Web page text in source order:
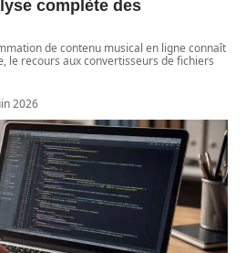
complète des
de contenu musical en ligne connaît
le recours aux convertisseurs de fichiers
2026